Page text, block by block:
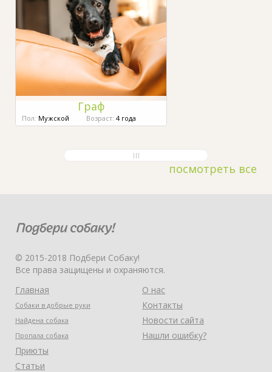
Граф
Пол: Мужской Возраст: 4 года
посмотреть все
© 2015-2018 Подбери Собаку!
Все права защищены и охраняются.
Главная
Собаки в добрые руки
Найдена собака
Пропала собака
Приюты
Статьи
О нас
Контакты
Новости сайта
Нашли ошибку?